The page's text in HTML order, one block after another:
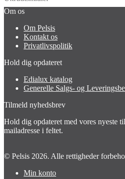
Om os
Om Pelsis
Kontakt os
Privatlivspolitik
Hold dig opdateret
Edialux katalog
Generelle Salgs- og
Tilmeld nyhedsbrev
Hold dig opdateret med vores nyeste
mailadresse i feltet.
© Pelsis 2026. Alle rettigheder
Min konto